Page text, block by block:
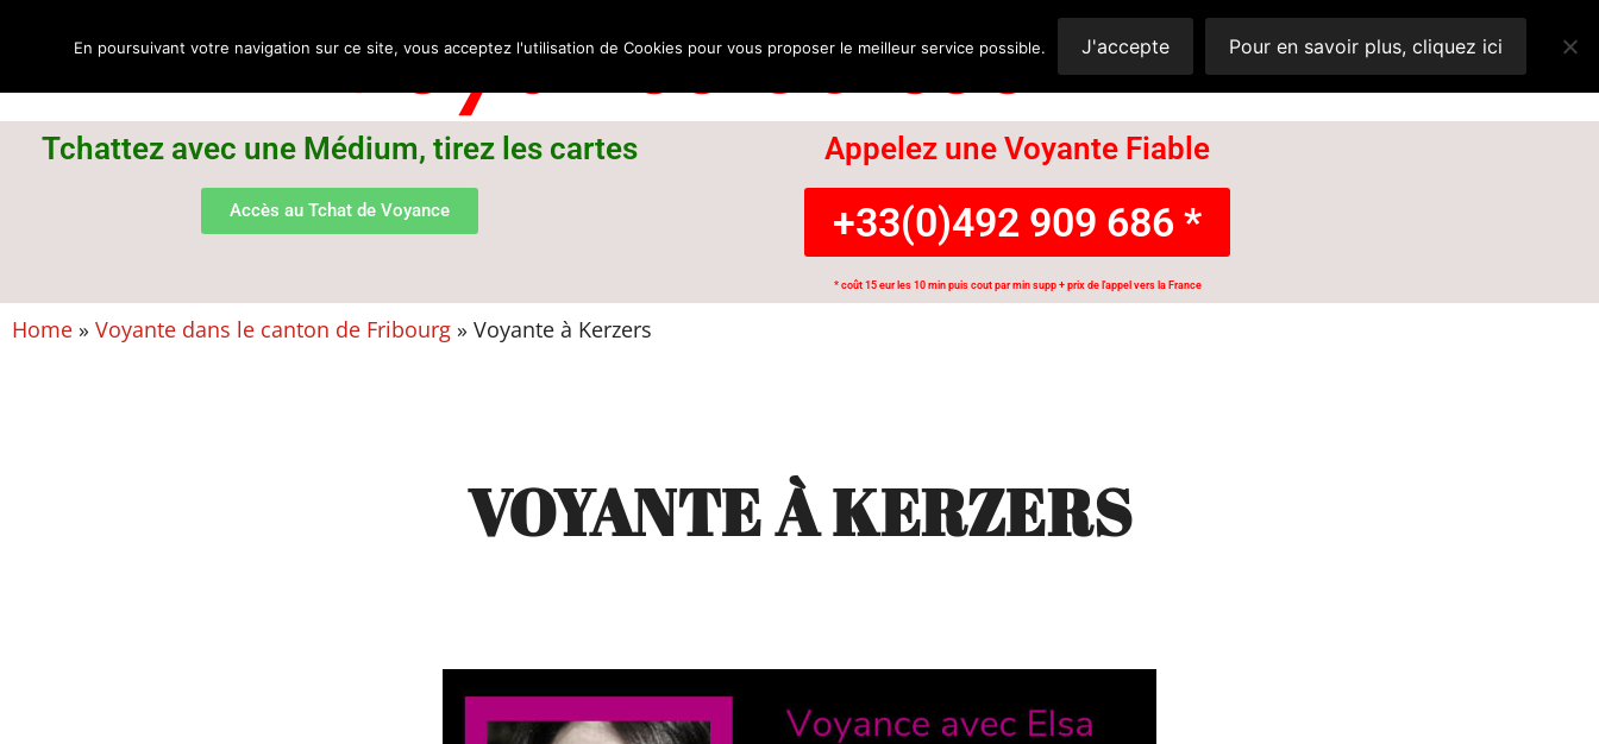
Voyance Suisse
Tchattez avec une Médium, tirez les cartes
Accès au Tchat de Voyance
Appelez une Voyante Fiable
+33(0)492 909 686 *
* coût 15 eur les 10 min puis cout par min supp + prix de l'appel vers la France
Home » Voyante dans le canton de Fribourg » Voyante à Kerzers
VOYANTE À KERZERS
En poursuivant votre navigation sur ce site, vous acceptez l'utilisation de Cookies pour vous proposer le meilleur service possible. J'accepte Pour en savoir plus, cliquez ici